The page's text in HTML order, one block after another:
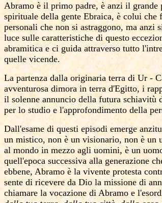
Abramo è il primo padre, è anzi il grande
spirituale della gente Ebraica, è colui che
personali che non si astraggono, ma anzi
luce sulle caratteristiche di questo
abramitica e ci guida attraverso tutto
quelle vicende.
La partenza dalla originaria terra di Ur -
avventurosa dimora in terra d'Egitto, i
il solenne annuncio della futura
per lo studio e l'approfondimento della
Dall'esame di questi episodi emerge
un mistico, non è un visionario, non è un
al mondo in mezzo agli uomini, è un
quell'epoca successiva alla generazione
ebbene, Abramo è la vivente protesta
sente di ricevere da Dio la missione di
chiamare la vocazione di Abramo e